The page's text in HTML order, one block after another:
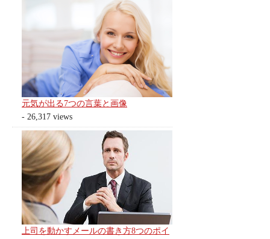
元気が出る7つの言葉と画像
- 26,317 views
上司を動かすメールの書き方8つのポイ